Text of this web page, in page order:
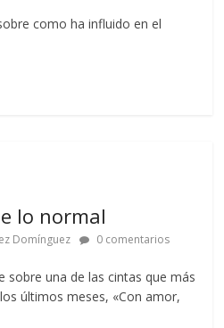
como ha influido en el
lo normal
Domínguez 0 comentarios
sobre una de las cintas que más
últimos meses, «Con amor,